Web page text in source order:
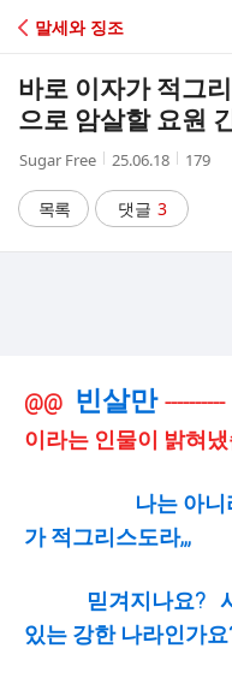
C
A
말세와 징조
바로 이자가 적그
으로 암살할 요원
작
자
Sugar Free
작
시
간
25.06.18
조
수
179
목록 댓글 3
@@ 빈살만
이라는 인물이 밝혀
나는 아
가 적그리스도라,,,
믿겨지나요? 사
있는 강한 나라인가요